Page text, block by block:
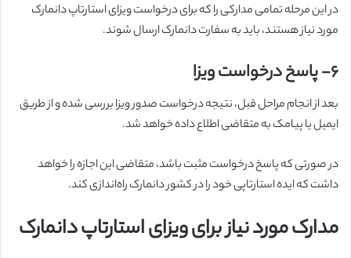
در این مرحله تمامی مدارکی را که برای درخواست ویزای استارتاپ دانمارک
مورد نیاز هستند، باید به سفارت دانمارک ارسال شوند.
۶- پاسخ درخواست ویزا
بعد از انجام مراحل قبل، نتیجه درخواست صدور ویزا بررسی شده و از طریق
ایمیل یا پیامک به متقاضی اطلاع داده خواهد شد.
در صورتی که پاسخ درخواست مثبت باشد، متقاضی این اجازه را خواهد
داشت که ایده استارتاپی خود را در کشور دانمارک راه‌اندازی کند.
مدارک مورد نیاز برای ویزای استارتاپ دانمارک